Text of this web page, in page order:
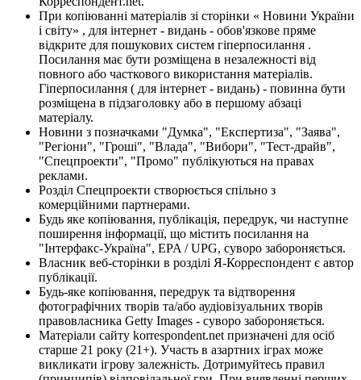
При копіюванні матеріалів зі сторінки « Новини України
і світу» , для інтернет - видань - обов'язкове пряме
відкрите для пошукових систем гіперпосилання .
Посилання має бути розміщена в незалежності від
повного або часткового використання матеріалів.
Гіперпосилання ( для інтернет - видань) - повинна бути
розміщена в підзаголовку або в першому абзаці
матеріалу.
Новини з позначками "Думка", "Експертиза", "Заява",
"Регіони", "Гроші", "Влада", "Вибори", "Тест-драйв",
"Спецпроекти", "Промо" публікуються на правах
реклами.
Розділ Спецпроекти створюється спільно з
комерційними партнерами.
Будь яке копіювання, публікація, передрук, чи наступне
поширення інформації, що містить посилання на
"Інтерфакс-Україна", EPA / UPG, суворо забороняється.
Власник веб-сторінки в розділі Я-Корреспондент є автор
публікації.
Будь-яке копіювання, передрук та відтворення
фотографічних творів та/або аудіовізуальних творів
правовласника Getty Images - суворо забороняється.
Матеріали сайту korrespondent.net призначені для осіб
старше 21 року (21+). Участь в азартних іграх може
викликати ігрову залежність. Дотримуйтесь правил